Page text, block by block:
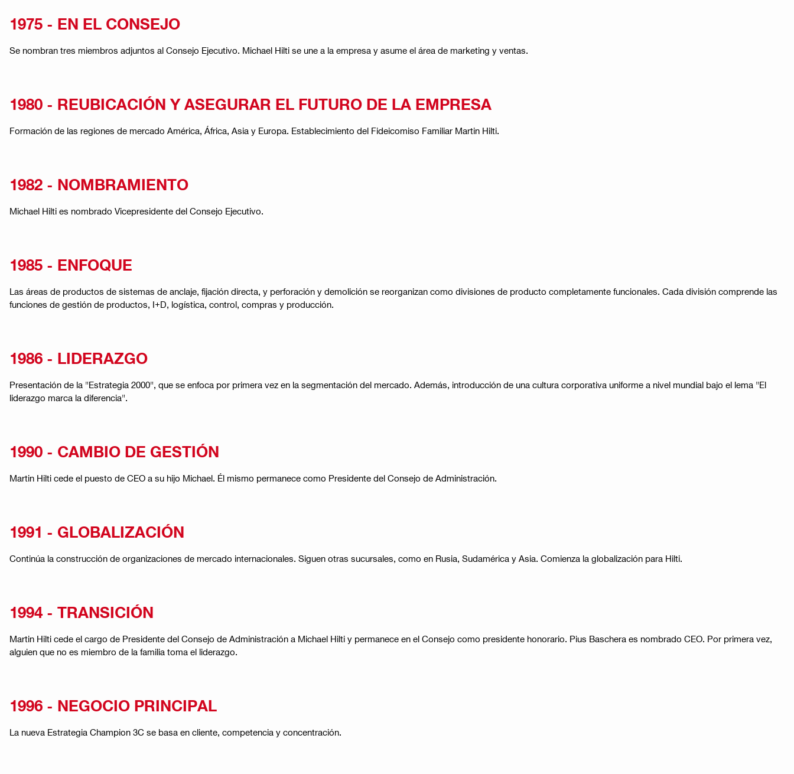
1975 - EN EL CONSEJO
Se nombran tres miembros adjuntos al Consejo Ejecutivo. Michael Hilti se une a la empresa y asume el área de marketing y ventas.
1980 - REUBICACIÓN Y ASEGURAR EL FUTURO DE LA EMPRESA
Formación de las regiones de mercado América, África, Asia y Europa. Establecimiento del Fideicomiso Familiar Martin Hilti.
1982 - NOMBRAMIENTO
Michael Hilti es nombrado Vicepresidente del Consejo Ejecutivo.
1985 - ENFOQUE
Las áreas de productos de sistemas de anclaje, fijación directa, y perforación y demolición se reorganizan como divisiones de producto completamente funcionales. Cada división comprende las
funciones de gestión de productos, I+D, logística, control, compras y producción.
1986 - LIDERAZGO
Presentación de la "Estrategia 2000", que se enfoca por primera vez en la segmentación del mercado. Además, introducción de una cultura corporativa uniforme a nivel mundial bajo el lema "El
liderazgo marca la diferencia".
1990 - CAMBIO DE GESTIÓN
Martin Hilti cede el puesto de CEO a su hijo Michael. Él mismo permanece como Presidente del Consejo de Administración.
1991 - GLOBALIZACIÓN
Continúa la construcción de organizaciones de mercado internacionales. Siguen otras sucursales, como en Rusia, Sudamérica y Asia. Comienza la globalización para Hilti.
1994 - TRANSICIÓN
Martin Hilti cede el cargo de Presidente del Consejo de Administración a Michael Hilti y permanece en el Consejo como presidente honorario. Pius Baschera es nombrado CEO. Por primera vez,
alguien que no es miembro de la familia toma el liderazgo.
1996 - NEGOCIO PRINCIPAL
La nueva Estrategia Champion 3C se basa en cliente, competencia y concentración.